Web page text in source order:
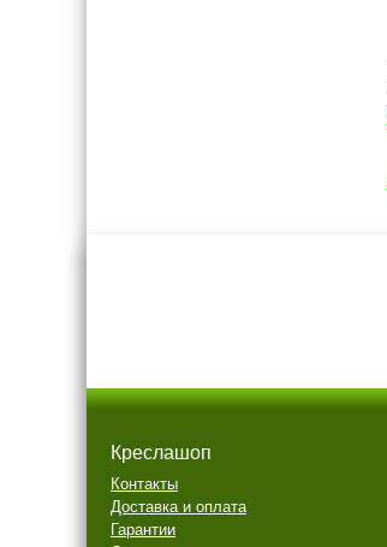
Креслашоп
Контакты
Доставка и оплата
Гарантии